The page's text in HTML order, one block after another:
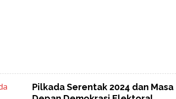
Pilkada Serentak 2024 dan Masa